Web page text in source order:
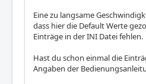
Eine zu langsame
dass hier die Default Werte
Einträge in der INI Datei fehlen.
Hast du schon einmal die
Angaben der